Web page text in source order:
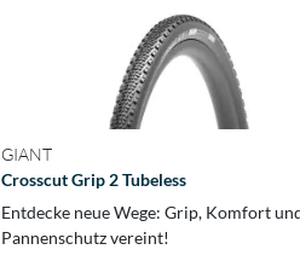
GIANT
Crosscut Grip 2 Tubeless
Entdecke neue Wege: Grip, Komfort
Pannenschutz vereint!